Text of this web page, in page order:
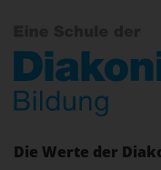
Die Werte der